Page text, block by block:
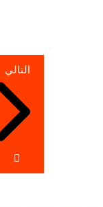
التالي